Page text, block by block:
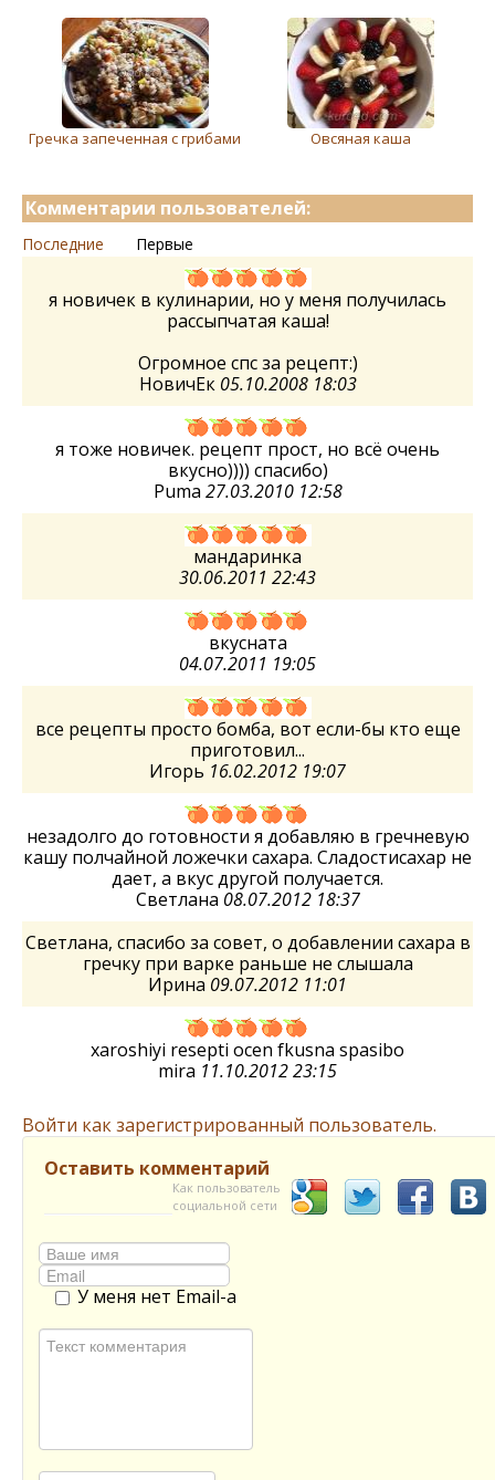
Гречка запеченная с грибами Овсяная каша
Комментарии пользователей:
Последние Первые
я новичек в кулинарии, но у меня получилась
рассыпчатая каша!
Огромное спс за рецепт:)
НовичЕк 05.10.2008 18:03
я тоже новичек. рецепт прост, но всё очень
вкусно)))) спасибо)
Puma 27.03.2010 12:58
мандаринка
30.06.2011 22:43
вкусната
04.07.2011 19:05
все рецепты просто бомба, вот если-бы кто еще
приготовил...
Игорь 16.02.2012 19:07
незадолго до готовности я добавляю в гречневую
кашу полчайной ложечки сахара. Сладостисахар не
дает, а вкус другой получается.
Светлана 08.07.2012 18:37
Светлана, спасибо за совет, о добавлении сахара в
гречку при варке раньше не слышала
Ирина 09.07.2012 11:01
xaroshiyi resepti ocen fkusna spasibo
mira 11.10.2012 23:15
Войти как зарегистрированный пользователь.
Оставить комментарий
Как пользователь
социальной сети
У меня нет Email-а